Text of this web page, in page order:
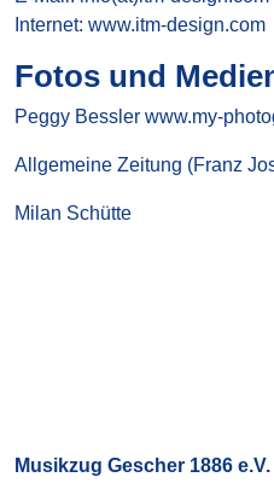
Internet: www.itm-design.com
Fotos und
Peggy Bessler www.my-
Allgemeine Zeitung (Franz
Milan Schütte
Musikzug Gescher 1886 e.V.